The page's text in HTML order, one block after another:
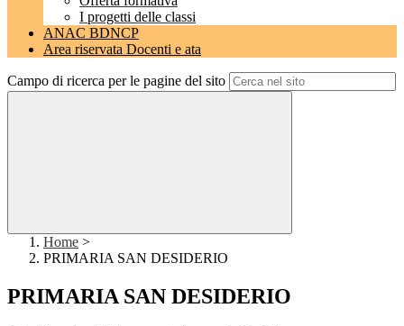
I progetti delle classi
ANAC BDNCP
Area riservata Docenti e ata
Campo di ricerca per le pagine del sito
Home >
PRIMARIA SAN DESIDERIO
PRIMARIA SAN DESIDERIO